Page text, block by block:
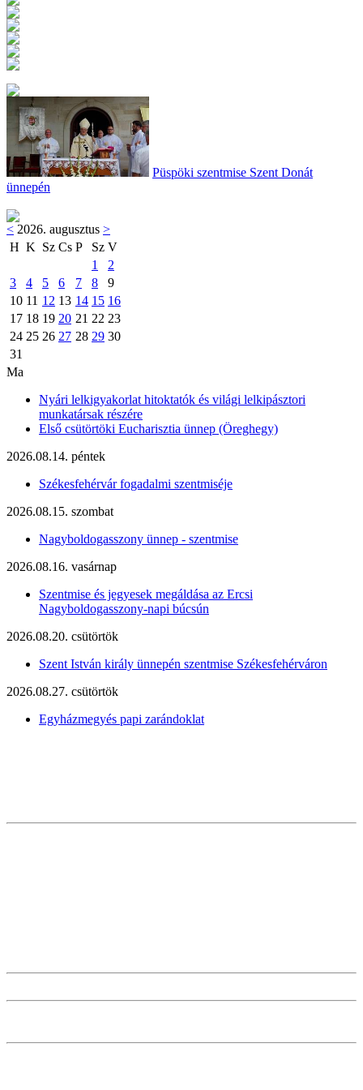
Püspöki szentmise Szent Donát
ünnepén
< 2026. augusztus >
H K Sz Cs P Sz V
1
2
3
4 5 6 7 8
9
10 11 12 13 14 15 16
17 18 19 20 21 22 23
24 25 26 27 28 29 30
31
Ma
Nyári lelkigyakorlat hitoktatók és világi lelkipásztori
munkatársak részére
Első csütörtöki Eucharisztia ünnep (Öreghegy)
2026.08.14. péntek
Székesfehérvár fogadalmi szentmiséje
2026.08.15. szombat
Nagyboldogasszony ünnep - szentmise
2026.08.16. vasárnap
Szentmise és jegyesek megáldása az Ercsi
Nagyboldogasszony-napi búcsún
2026.08.20. csütörtök
Szent István király ünnepén szentmise Székesfehérváron
2026.08.27. csütörtök
Egyházmegyés papi zarándoklat